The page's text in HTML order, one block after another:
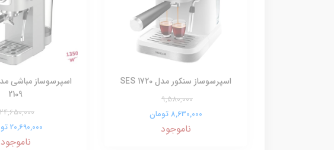
اسپرسوساز سنکور مدل SES 1720
9,580,000
8,630,000 تومان
ناموجود
2109
24,650,000
20,690,000 تومان
ناموجود